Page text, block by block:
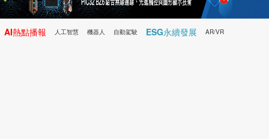
AI熱點播報 人工智慧 機器人 自動駕駛 ESG永續發展 AR/VR